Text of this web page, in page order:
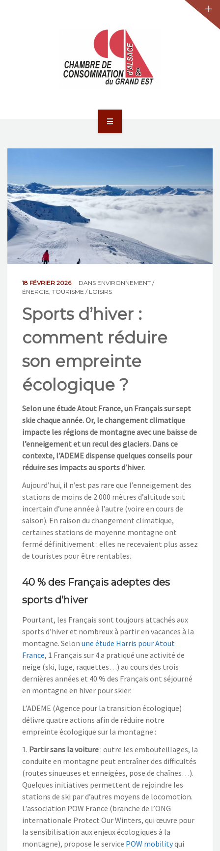
LA CCA-GE
NOS ACTIONS
CONTACT
18 FÉVRIER 2026 DANS ENVIRONNEMENT /
ÉNERGIE TOURISME / LOISIRS
Sports d’hiver :
comment réduire
son empreinte
écologique ?
Selon une étude Atout France, un Français sur sept
skie chaque année. Or, le changement climatique
impacte les régions de montagne avec une baisse de
l’enneigement et un recul des glaciers. Dans ce
contexte, l’ADEME dispense quelques conseils pour
réduire ses impacts au sports d’hiver.
Aujourd’hui, il n’est pas rare que l’enneigement des
stations de moins de 2 000 mètres d’altitude soit
incertain d’une année à l’autre (voire en cours de
saison). En raison du changement climatique,
certaines stations de moyenne montagne ont
fermé définitivement : elles ne recevaient plus assez
de touristes pour être rentables.
40 % des Français adeptes des
sports d’hiver
Pourtant, les Français sont toujours attachés aux
sports d’hiver et nombreux à partir en vacances à la
montagne. Selon une étude Harris pour Atout
France, 1 Français sur 4 a pratiqué une activité de
neige (ski, luge, raquettes…) au cours des trois
dernières années et 40 % des Français ont séjourné
en montagne en hiver pour skier.
L’ADEME (Agence pour la transition écologique)
délivre quatre actions afin de réduire notre
empreinte écologique sur la montagne :
1. Partir sans la voiture : outre les embouteillages, la
conduite en montagne peut entraîner des difficultés
(routes sinueuses et enneigées, pose de chaînes…).
Quelques initiatives permettent de rejoindre les
stations de ski par d’autres moyens de locomotion.
L’association POW France (branche de l’ONG
internationale Protect Our Winters, qui œuvre pour
la sensibilisation aux enjeux écologiques à la
montagne), propose le service POW mobilityqui